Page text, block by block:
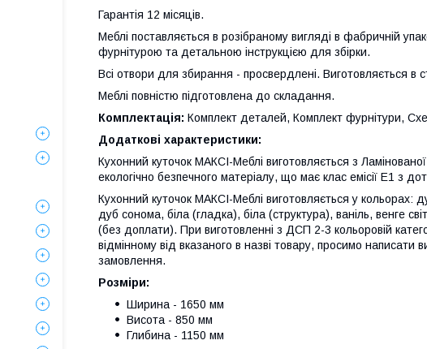
Гарантія 12 місяців.
Меблі поставляється в розібраному вигляді в фабричній
фурнітурою та детальною інструкцією для збірки.
Всі отвори для збирання - просвердлені. Виготовляється в
Меблі повністю підготовлена до складання.
Комплектація: Комплект деталей, Комплект фурнітури,
Додаткові характеристики:
Кухонний куточок МАКСІ-Меблі виготовляється з
екологічно безпечного матеріалу, що має клас емісії Е1 з
Кухонний куточок МАКСІ-Меблі виготовляється у
дуб сонома, біла (гладка), біла (структура), ваніль, венге
(без доплати). При виготовленні з ДСП 2-3 кольоровій
відмінному від вказаного в назві товару, просимо
замовлення.
Розміри:
Ширина - 1650 мм
Висота - 850 мм
Глибина - 1150 мм